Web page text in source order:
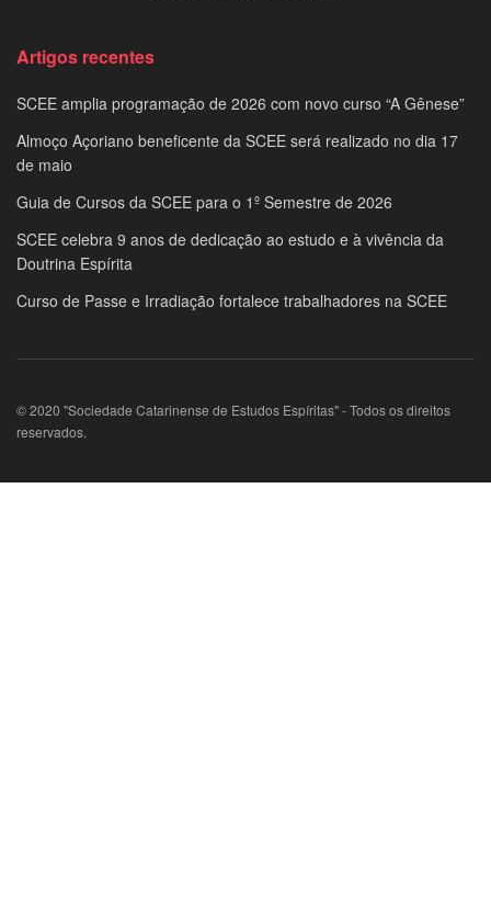
Artigos recentes
SCEE amplia programação de 2026 com novo curso “A Gênese”
Almoço Açoriano beneficente da SCEE será realizado no dia 17
de maio
Guia de Cursos da SCEE para o 1º Semestre de 2026
SCEE celebra 9 anos de dedicação ao estudo e à vivência da
Doutrina Espírita
Curso de Passe e Irradiação fortalece trabalhadores na SCEE
© 2020 "Sociedade Catarinense de Estudos Espíritas" - Todos os direitos
reservados.